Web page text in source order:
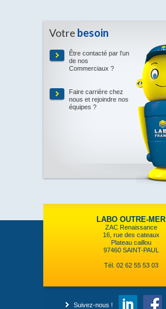
Votre besoin
Être contacté par l’un
de nos
Commerciaux ?
Faire carrière chez
nous et rejoindre nos
équipes ?
LABO OUTRE-MER
ZAC Renaissance
16, rue des cateaux
Plateau caillou
97460 SAINT-PAUL
Tél. 02 62 55 53 03
Suivez-nous !